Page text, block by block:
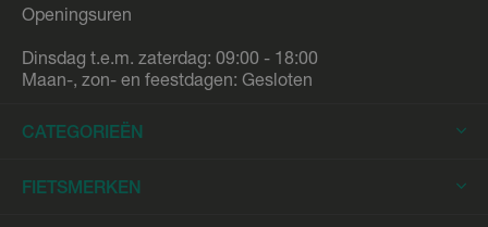
Openingsuren
Dinsdag t.e.m. zaterdag: 09:00 - 18:00
Maan-, zon- en feestdagen: Gesloten
CATEGORIEËN
Elektrische Fietsen
FIETSMERKEN